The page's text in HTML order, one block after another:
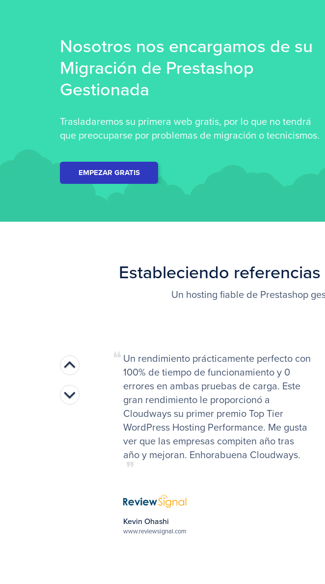
Nosotros nos encargamos de su
Migración de Prestashop
Gestionada
Trasladaremos su primera web gratis, por lo que no tendrá
que preocuparse por problemas de migración o tecnicismos.
EMPEZAR GRATIS
Estableciendo
Un hosting fiable de Prestashop
❝ Un rendimiento prácticamente perfecto con
100% de tiempo de funcionamiento y 0
errores en ambas pruebas de carga. Este
gran rendimiento le proporcionó a
Cloudways su primer premio Top Tier
WordPress Hosting Performance. Me gusta
ver que las empresas compiten año tras
año y mejoran. Enhorabuena Cloudways.
❞
Kevin Ohashi
www.reviewsignal.com
Previous
Next